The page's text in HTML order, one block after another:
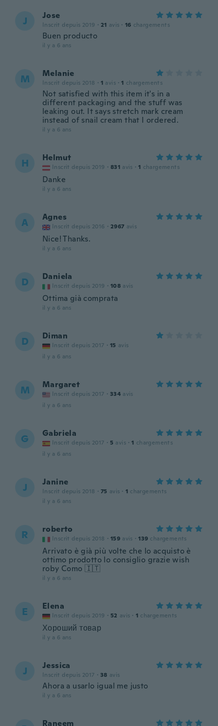
J Jose
Inscrit depuis 2019 · 21 avis · 16 chargements
Buen producto
il y a 6 ans
M Melanie
Inscrit depuis 2018 · 1 avis · 1 chargements
Not satisfied with this item it's in a
different packaging and the stuff was
leaking out. It says stretch mark cream
instead of snail cream that I ordered.
il y a 6 ans
H Helmut
Inscrit depuis 2019 · 831 avis · 1 chargements
Danke
il y a 6 ans
A Agnes
Inscrit depuis 2016 · 2967 avis
Nice! Thanks.
il y a 6 ans
D Daniela
Inscrit depuis 2019 · 108 avis
Ottima già comprata
il y a 6 ans
D Diman
Inscrit depuis 2017 · 15 avis
il y a 6 ans
M Margaret
Inscrit depuis 2017 · 334 avis
il y a 6 ans
G Gabriela
Inscrit depuis 2017 · 5 avis · 1 chargements
il y a 6 ans
J Janine
Inscrit depuis 2018 · 75 avis · 1 chargements
il y a 6 ans
R roberto
Inscrit depuis 2018 · 159 avis · 139 chargements
Arrivato è già più volte che lo acquisto è
ottimo prodotto lo consiglio grazie wish
roby Como 🇮🇹
il y a 6 ans
E Elena
Inscrit depuis 2019 · 52 avis · 1 chargements
Хороший товар
il y a 6 ans
J Jessica
Inscrit depuis 2017 · 38 avis
Ahora a usarlo igual me justo
il y a 6 ans
Raneem